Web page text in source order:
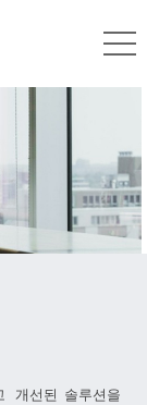
개선된 솔루션을